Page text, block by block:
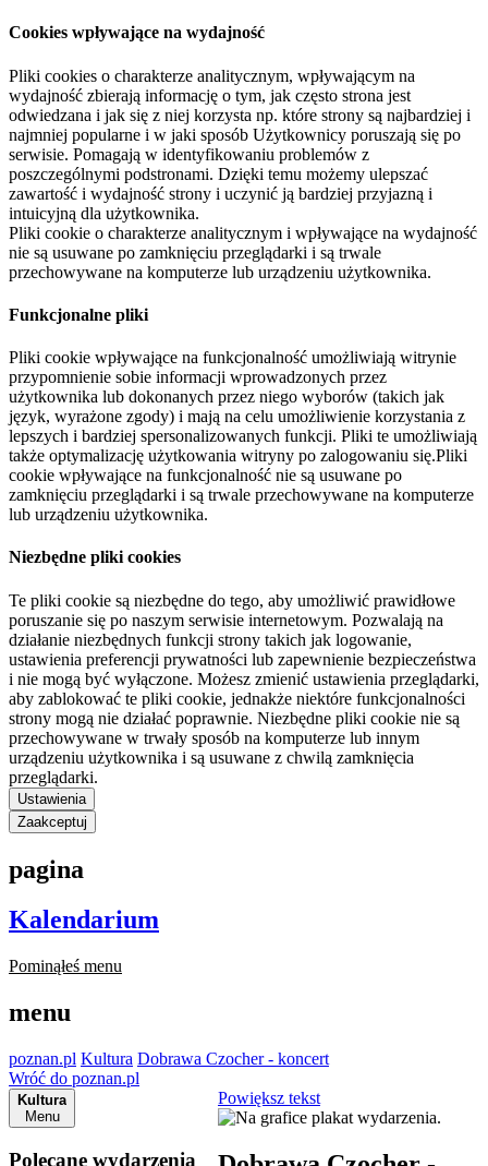
Cookies wpływające na wydajność
Pliki cookies o charakterze analitycznym, wpływającym na
wydajność zbierają informację o tym, jak często strona jest
odwiedzana i jak się z niej korzysta np. które strony są najbardziej i
najmniej popularne i w jaki sposób Użytkownicy poruszają się po
serwisie. Pomagają w identyfikowaniu problemów z
poszczególnymi podstronami. Dzięki temu możemy ulepszać
zawartość i wydajność strony i uczynić ją bardziej przyjazną i
intuicyjną dla użytkownika.
Pliki cookie o charakterze analitycznym i wpływające na wydajność
nie są usuwane po zamknięciu przeglądarki i są trwale
przechowywane na komputerze lub urządzeniu użytkownika.
Funkcjonalne pliki
Pliki cookie wpływające na funkcjonalność umożliwiają witrynie
przypomnienie sobie informacji wprowadzonych przez
użytkownika lub dokonanych przez niego wyborów (takich jak
język, wyrażone zgody) i mają na celu umożliwienie korzystania z
lepszych i bardziej spersonalizowanych funkcji. Pliki te umożliwiają
także optymalizację użytkowania witryny po zalogowaniu się.Pliki
cookie wpływające na funkcjonalność nie są usuwane po
zamknięciu przeglądarki i są trwale przechowywane na komputerze
lub urządzeniu użytkownika.
Niezbędne pliki cookies
Te pliki cookie są niezbędne do tego, aby umożliwić prawidłowe
poruszanie się po naszym serwisie internetowym. Pozwalają na
działanie niezbędnych funkcji strony takich jak logowanie,
ustawienia preferencji prywatności lub zapewnienie bezpieczeństwa
i nie mogą być wyłączone. Możesz zmienić ustawienia przeglądarki,
aby zablokować te pliki cookie, jednakże niektóre funkcjonalności
strony mogą nie działać poprawnie. Niezbędne pliki cookie nie są
przechowywane w trwały sposób na komputerze lub innym
urządzeniu użytkownika i są usuwane z chwilą zamknięcia
przeglądarki.
Ustawienia
Zaakceptuj
pagina
Kalendarium
Pominąłeś menu
menu
poznan.pl Kultura Dobrawa Czocher - koncert
Wróć do poznan.pl
Kultura
Menu
Polecane wydarzenia
Powiększ tekst